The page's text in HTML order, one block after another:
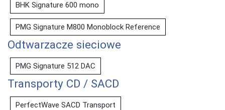
BHK Signature 600 mono
PMG Signature M800 Monoblock Reference
Odtwarzacze sieciowe
PMG Signature 512 DAC
Transporty CD / SACD
PerfectWave SACD Transport